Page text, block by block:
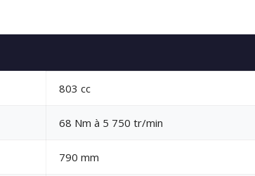
803 cc
68 Nm à 5 750 tr/min
790 mm